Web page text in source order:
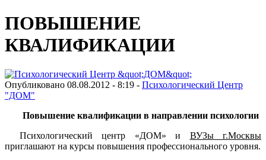
ПОВЫШЕНИЕ
КВАЛИФИКАЦИИ
Опубликовано 08.08.2012 - 8:19 - Психологический Центр
"ДОМ"
Повышение квалификации в направлении психологии
Психологический центр «ДОМ» и ВУЗы г.Москвы
приглашают на курсы повышения профессионального уровня.